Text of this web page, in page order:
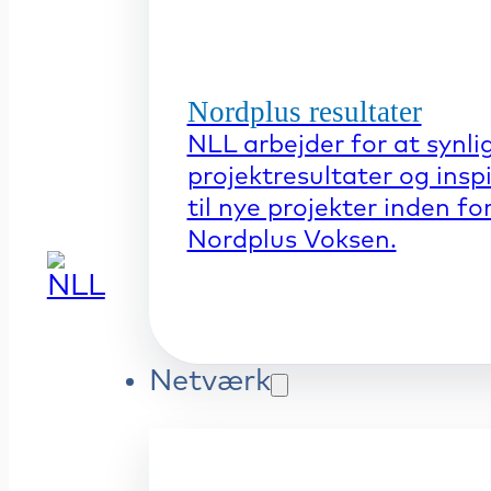
Nordplus resultater
NLL arbejder for at
projektresultater og
til nye projekter inden
Nordplus Voksen.
Netværk